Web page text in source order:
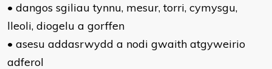
• dangos sgiliau tynnu, mesur, torri, cymysgu,
lleoli, diogelu a gorffen
• asesu addasrwydd a nodi gwaith atgyweirio
adferol